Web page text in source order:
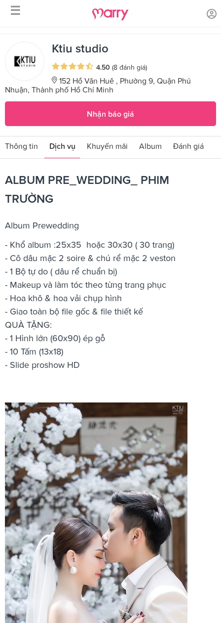
☰
Trang chủ Sản phẩm dịch vụ /
ALBUM PRE_WEDDING_ PHIM
Ktiu studio
4.50 (8 đánh giá)
152 Hồ Văn Huê , Phường 9, Quận Phú
Nhuận, Thành phố Hồ Chí Minh
Nhận báo giá
Thông tin Dịch vụ Khuyến mãi Album Đánh giá
ALBUM PRE_WEDDING_ PHIM
TRƯỜNG
Album Prewedding
- Khổ album :25x35 hoặc 30x30 ( 30 trang)
- Cô dâu mặc 2 soire & chú rể mặc 2 veston
- 1 Bộ tự do ( dâu rể chuẩn bị)
- Makeup và làm tóc theo từng trang phục
- Hoa khô & hoa vải chụp hình
- Giao toàn bộ file gốc & file thiết kế
QUÀ TẶNG:
- 1 Hình lớn (60x90) ép gỗ
- 10 Tấm (13x18)
- Slide proshow HD